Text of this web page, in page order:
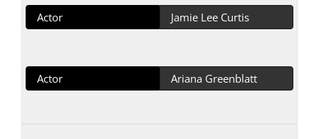
Actor Jamie Lee Curtis
Actor Ariana Greenblatt